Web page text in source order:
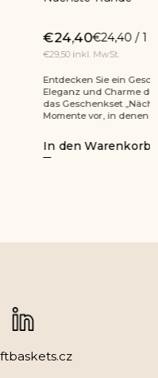
das Sie mit
begleitet –
€39 inkl.
€32,20
In den
Partner
Instagram